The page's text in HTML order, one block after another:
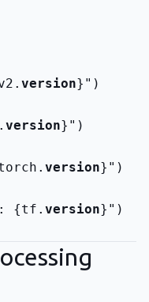
version}")
version}")
version}")
{tf. version}")